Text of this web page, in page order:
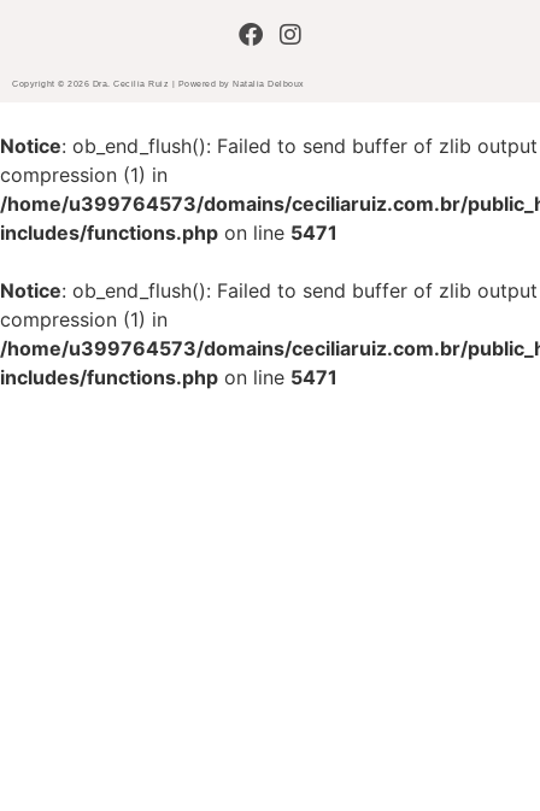
Copyright © 2026 Dra. Cecilia Ruiz | Powered by Natalia Delboux
Notice: ob_end_flush(): Failed to send buffer of zlib output
compression (1) in
/home/u399764573/domains/ceciliaruiz.com.br/
includes/functions.php on line 5471
Notice: ob_end_flush(): Failed to send buffer of zlib output
compression (1) in
/home/u399764573/domains/ceciliaruiz.com.br/
includes/functions.php on line 5471